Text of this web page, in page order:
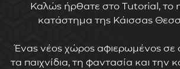
Καλώς ήρθατε στο Tutorial, το
κατάστημα της Κάισσας
Ένας νέος χώρος αφιερωμένος σε
τα παιχνίδια, τη φαντασία και την